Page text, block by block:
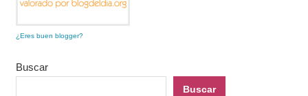
¿Eres buen blogger?
Buscar
Buscar